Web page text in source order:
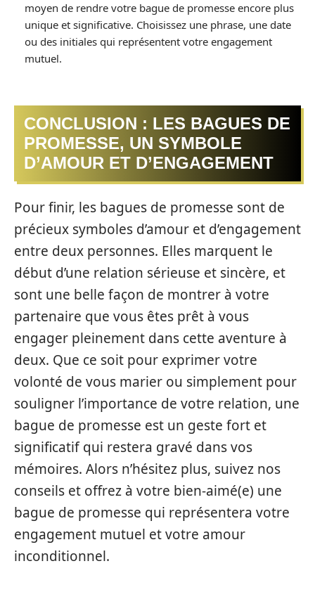
moyen de rendre votre bague de promesse encore plus
unique et significative. Choisissez une phrase, une date
ou des initiales qui représentent votre engagement
mutuel.
CONCLUSION : LES BAGUES DE
PROMESSE, UN SYMBOLE
D’AMOUR ET D’ENGAGEMENT
Pour finir, les bagues de promesse sont de
précieux symboles d’amour et d’engagement
entre deux personnes. Elles marquent le
début d’une relation sérieuse et sincère, et
sont une belle façon de montrer à votre
partenaire que vous êtes prêt à vous
engager pleinement dans cette aventure à
deux. Que ce soit pour exprimer votre
volonté de vous marier ou simplement pour
souligner l’importance de votre relation, une
bague de promesse est un geste fort et
significatif qui restera gravé dans vos
mémoires. Alors n’hésitez plus, suivez nos
conseils et offrez à votre bien-aimé(e) une
bague de promesse qui représentera votre
engagement mutuel et votre amour
inconditionnel.